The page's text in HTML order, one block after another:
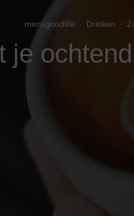
mensgoodlife · Drinken ·
je